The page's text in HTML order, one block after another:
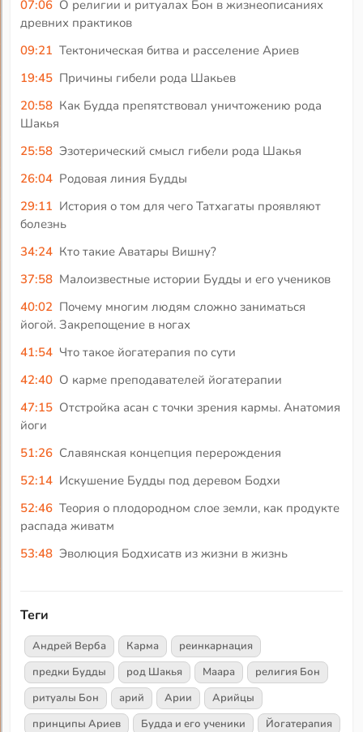
07:06 О религии и ритуалах Бон в жизнеописаниях
древних практиков
09:21 Тектоническая битва и расселение Ариев
19:45 Причины гибели рода Шакьев
20:58 Как Будда препятствовал уничтожению рода
Шакья
25:58 Эзотерический смысл гибели рода Шакья
26:04 Родовая линия Будды
29:11 История о том для чего Татхагаты проявляют
болезнь
34:24 Кто такие Аватары Вишну?
37:58 Малоизвестные истории Будды и его учеников
40:02 Почему многим людям сложно заниматься
йогой. Закрепощение в ногах
41:54 Что такое йогатерапия по сути
42:40 О карме преподавателей йогатерапии
47:15 Отстройка асан с точки зрения кармы. Анатомия
йоги
51:26 Славянская концепция перерождения
52:14 Искушение Будды под деревом Бодхи
52:46 Теория о плодородном слое земли, как продукте
распада живатм
53:48 Эволюция Бодхисатв из жизни в жизнь
Теги
Андрей Верба Карма
реинкарнация
предки Будды
род Шакья Маара
религия Бон
ритуалы Бон
арий Арии
Арийцы
принципы Ариев
Будда и его ученики
Йогатерапия